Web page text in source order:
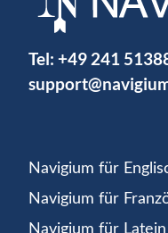
Tel: +49 241
Navigium für
Navigium für
Navigium für Latein